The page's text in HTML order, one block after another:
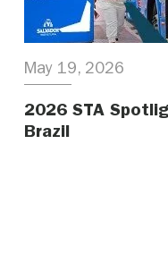
May 19, 2026
2026 STA
Brazil